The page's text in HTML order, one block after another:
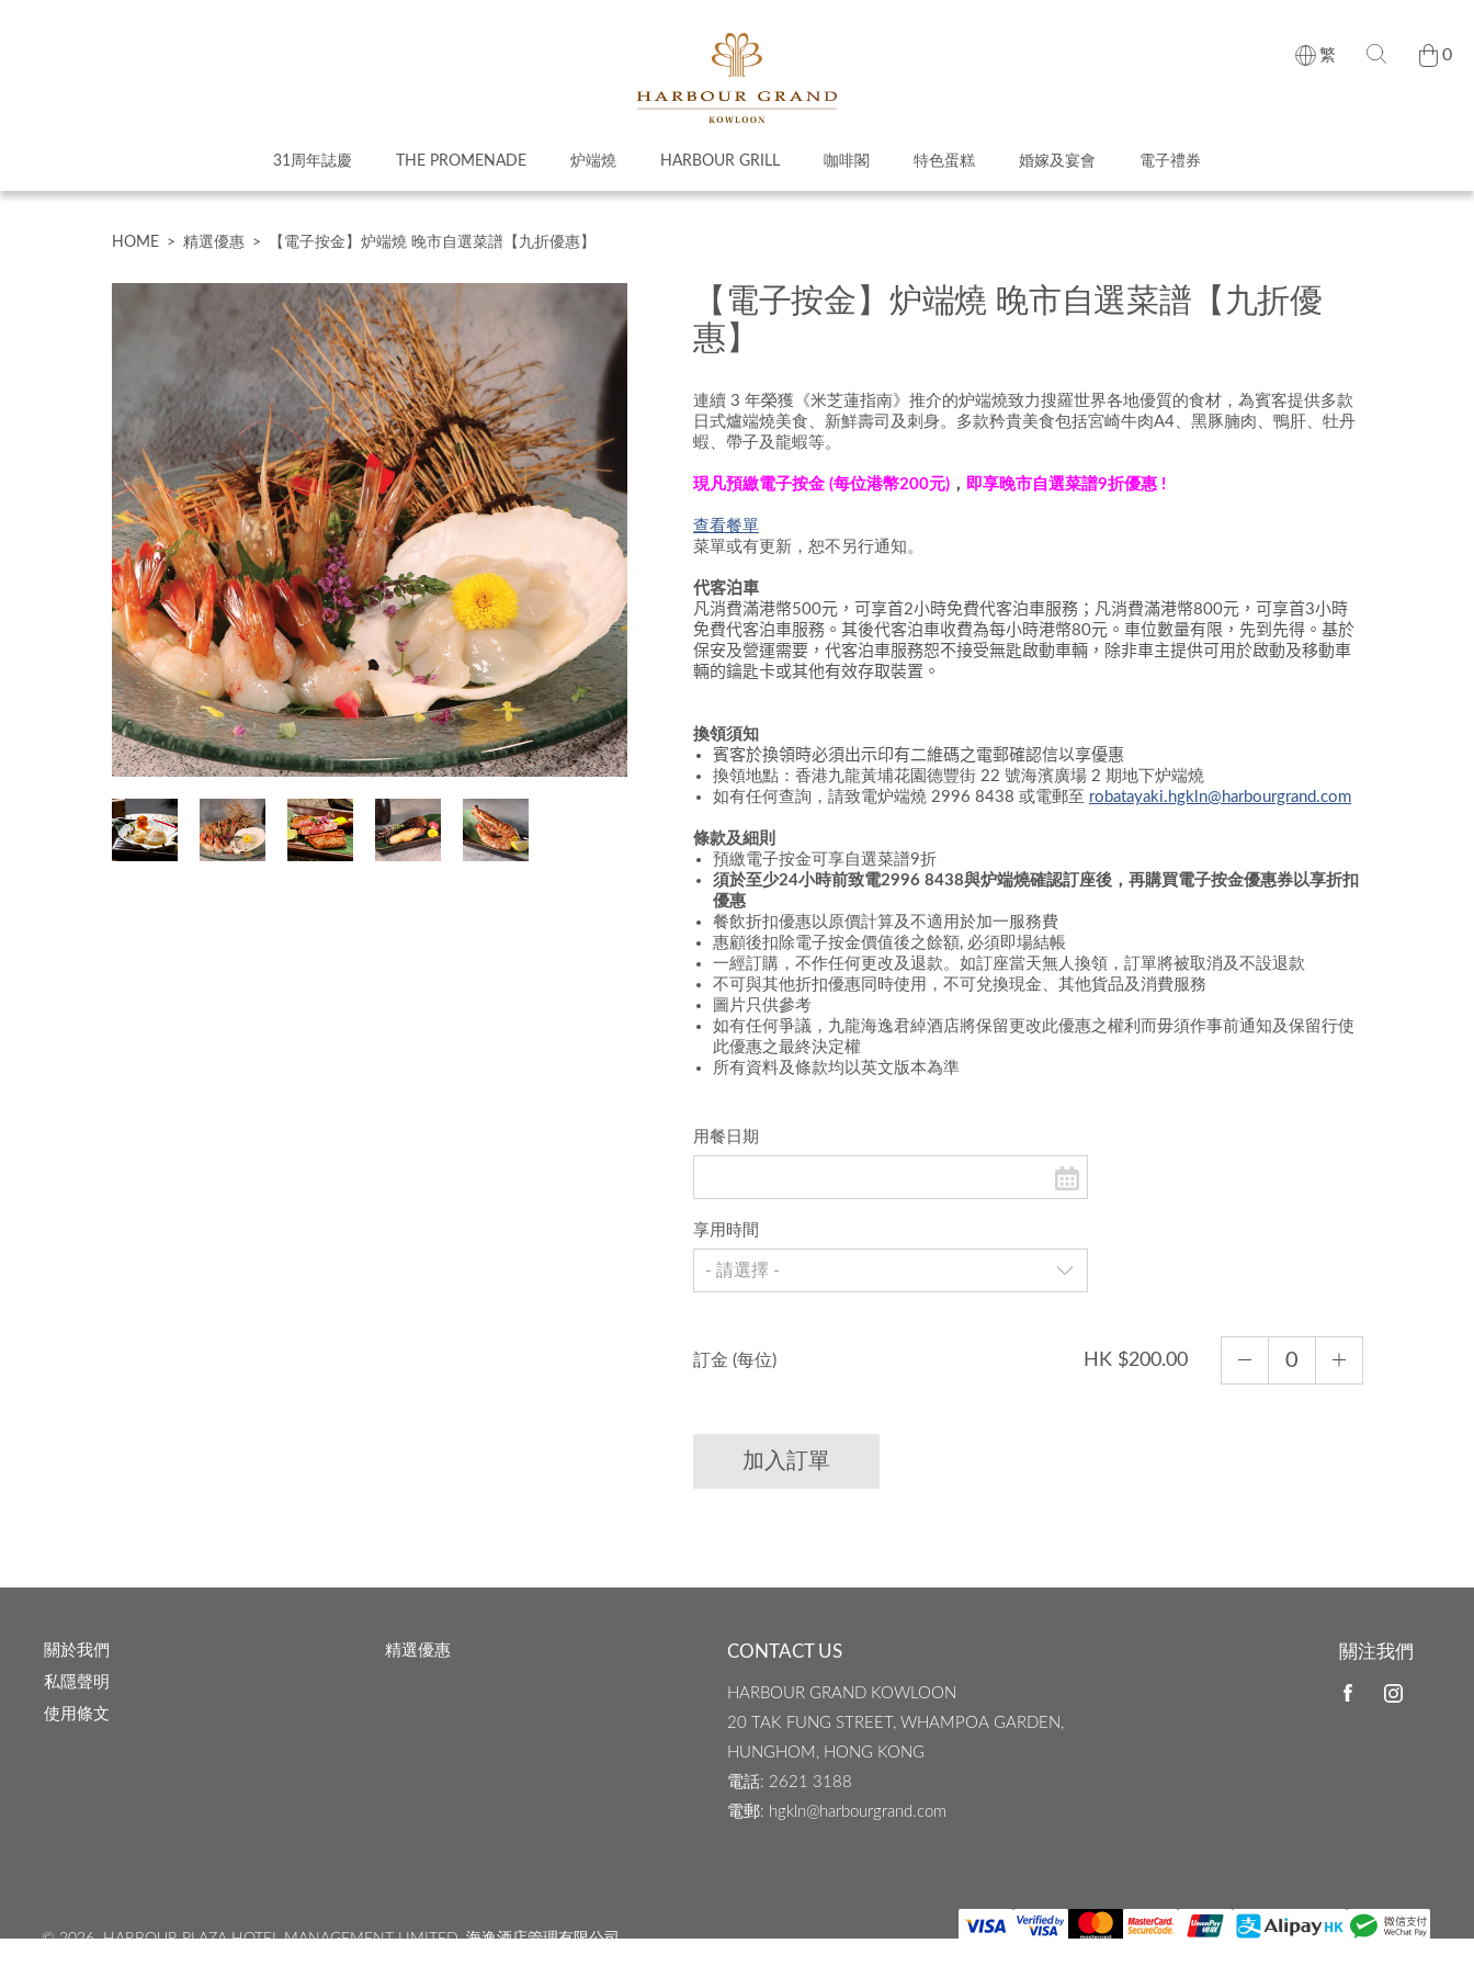
31周年誌慶 THE PROMENADE 炉端燒 HARBOUR GRILL 咖啡閣 特色蛋糕 婚嫁及宴會 電子禮券
繁 0
HOME > 精選優惠 > 【電子按金】炉端燒 晚市自選菜譜【九折優惠】
【電子按金】炉端燒 晚市自選菜譜【九折優
惠】
連續 3 年榮獲《米芝蓮指南》推介的炉端燒致力搜羅世界各地優質的食材，為賓客提供多款
日式爐端燒美食、新鮮壽司及刺身。多款矜貴美食包括宮崎牛肉A4、黑豚腩肉 、鴨肝、牡丹
蝦、帶子及龍蝦等。
現凡預繳電子按金 (每位港幣200元) ， 即享晚市自選菜譜9折優惠 !
查看餐單
菜單或有更新，恕不另行通知。
代客泊車
凡消費滿港幣500元，可享首2小時免費代客泊車服務；凡消費滿港幣800元，可享首3小時
免費代客泊車服務。其後代客泊車收費為每小時港幣80元。車位數量有限，先到先得。基於
保安及營運需要，代客泊車服務恕不接受無匙啟動車輛，除非車主提供可用於啟動及移動車
輛的鑰匙卡或其他有效存取裝置。
換領須知
賓客於換領時必須出示印有二維碼之電郵確認信以享優惠
換領地點：香港九龍黃埔花園德豐街 22 號海濱廣場 2 期地下炉端燒
如有任何查詢，請致電炉端燒 2996 8438 或電郵至 robatayaki.hgkln@harbourgrand.com
條款及細則
預繳電子按金可享自選菜譜9折
須於至少24小時前致電2996 8438與炉端燒確認訂座後，再購買電子按金優惠券以享折扣
優惠
餐飲折扣優惠以原價計算及不適用於加一服務費
惠顧後扣除電子按金價值後之餘額, 必須即場結帳
一經訂購，不作任何更改及退款。如訂座當天無人換領，訂單將被取消及不設退款
不可與其他折扣優惠同時使用，不可兌換現金、其他貨品及消費服務
圖片只供參考
如有任何爭議，九龍海逸君綽酒店將保留更改此優惠之權利而毋須作事前通知及保留行使
此優惠之最終決定權
所有資料及條款均以英文版本為準
用餐日期
享用時間
- 請選擇 -
訂金 (每位) HK $200.00
加入訂單
關於我們
私隱聲明
使用條文
精選優惠 CONTACT US
HARBOUR GRAND KOWLOON
20 TAK FUNG STREET, WHAMPOA GARDEN,
HUNGHOM, HONG KONG
電話: 2621 3188
電郵: hgkln@harbourgrand.com
關注我們
©2026 HARBOUR PLAZA HOTEL MANAGEMENT LIMITED海逸酒店管理有限公司